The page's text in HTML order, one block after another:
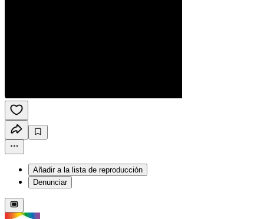
Añadir a la lista de reproducción
Denunciar